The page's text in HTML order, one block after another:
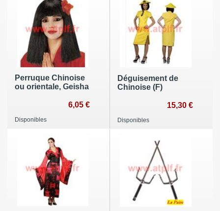
Perruque Chinoise
ou orientale, Geisha
6,05 €
Disponibles
Déguisement de
Chinoise (F)
15,30 €
Disponibles